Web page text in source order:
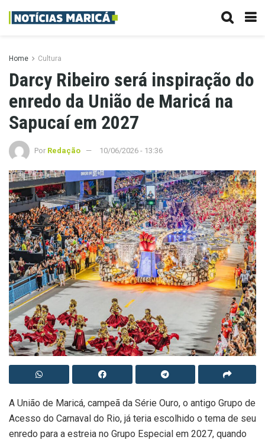
Home Cultura
Darcy Ribeiro será inspiração do
enredo da União de Maricá na
Sapucaí em 2027
Por Redação 10/06/2026 - 13:36
A União de Maricá, campeã da Série Ouro, o antigo Grupo de
Acesso do Carnaval do Rio, já teria escolhido o tema de seu
enredo para a estreia no Grupo Especial em 2027, quando